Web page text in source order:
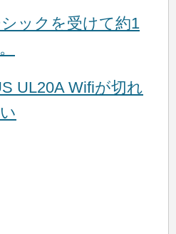
ックを受けて約1
UL20A Wifiが切れ